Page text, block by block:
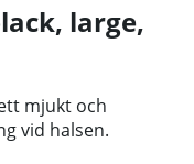
large,
mjukt och
vid halsen.